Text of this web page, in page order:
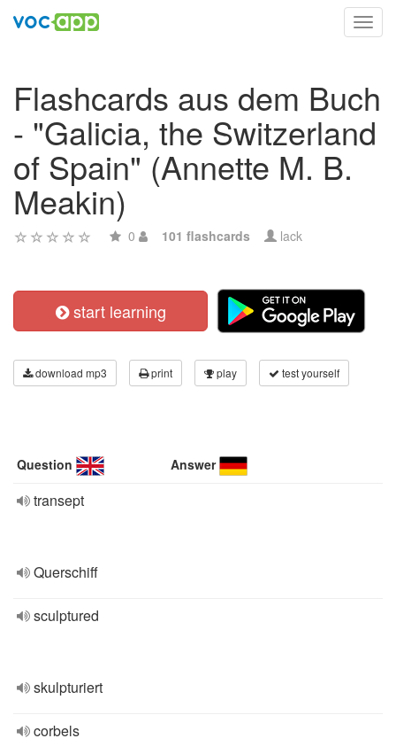
Flashcards aus dem Buch
- "Galicia, the Switzerland
of Spain" (Annette M. B.
Meakin)
0 101 flashcards lack
start learning
download mp3 print play test yourself
Question Answer
transept
Querschiff
sculptured
skulpturiert
corbels